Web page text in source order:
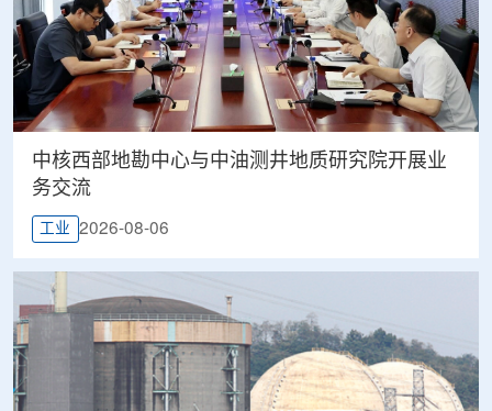
中核西部地勘中心与中油测井地质研究院开展业
务交流
工业 2026-08-06